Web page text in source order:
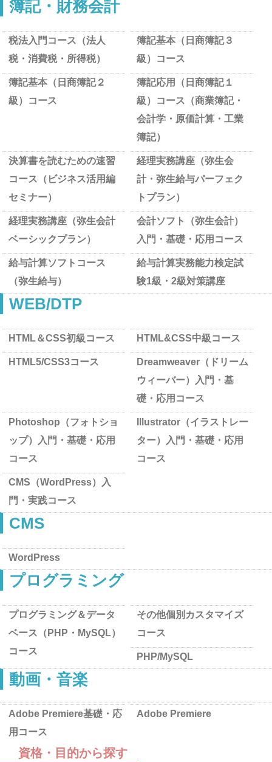
簿記・財務会計
税法入門コース（法人
税・消費税・所得税）
簿記基本（日商簿記３
級）コース
簿記基本（日商簿記２
級）コース
簿記応用（日商簿記１
級）コース（商業簿記・
会計学・原価計算・工業
簿記）
決算書を読むための速習
コース（ビジネス活用編
セミナー）
経理実務講座（弥生会
計・弥生給与パーフェク
トプラン）
経理実務講座（弥生会計
ベーシックプラン）
会計ソフト（弥生会計）
入門・基礎・応用コース
給与計算ソフトコース
（弥生給与）
給与計算実務能力検定試
験1級・2級対策講座
WEB/DTP
HTML＆CSS初級コース HTML&CSS中級コース
HTML5/CSS3コース
Dreamweaver（ドリーム
ウィーバー）入門・基
礎・応用コース
Photoshop（フォトショ
ップ）入門・基礎・応用
コース
Illustrator（イラストレー
ター）入門・基礎・応用
コース
CMS（WordPress）入
門・実践コース
CMS
WordPress
プログラミング
プログラミング＆データ
ベース（PHP・MySQL）
コース
その他個別カスタマイズ
コース
PHP/MySQL
動画・音楽
Adobe Premiere基礎・応
用コース
Adobe Premiere
資格・目的から探す